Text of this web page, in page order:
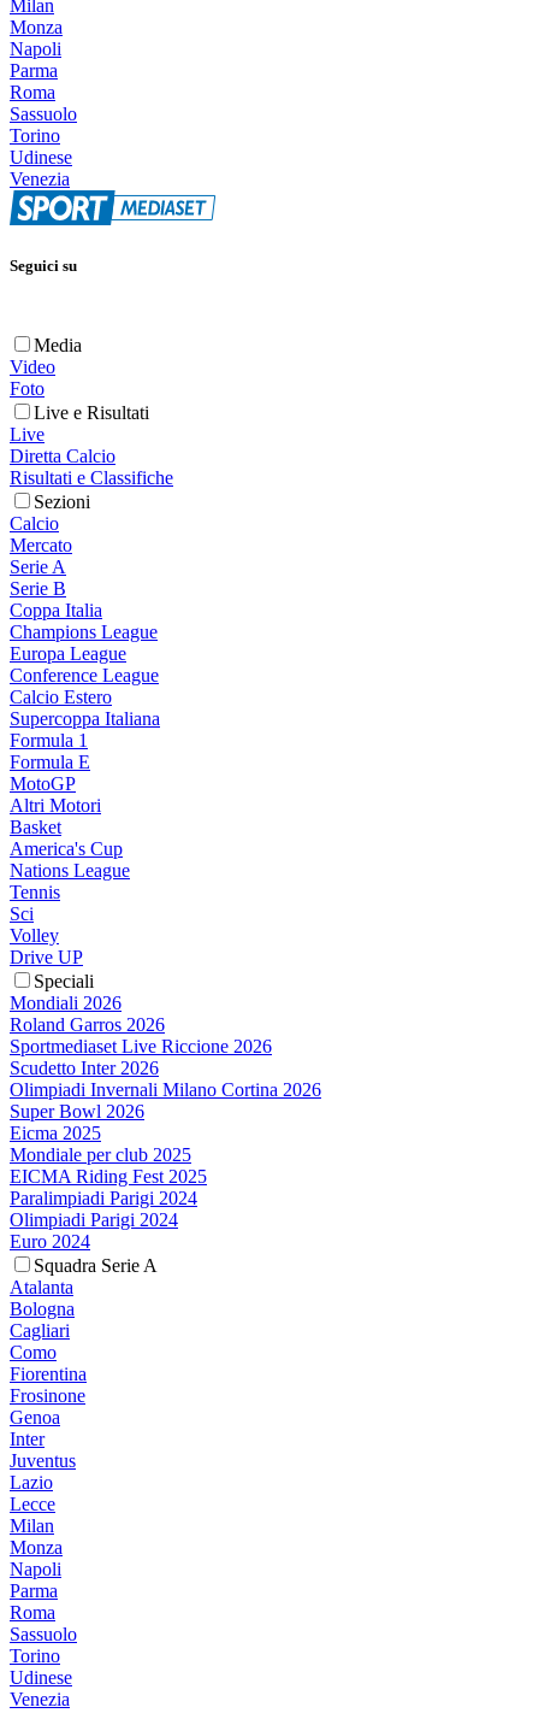
Milan
Monza
Napoli
Parma
Roma
Sassuolo
Torino
Udinese
Venezia
Seguici su
Media
Video
Foto
Live e Risultati
Live
Diretta Calcio
Risultati e Classifiche
Sezioni
Calcio
Mercato
Serie A
Serie B
Coppa Italia
Champions League
Europa League
Conference League
Calcio Estero
Supercoppa Italiana
Formula 1
Formula E
MotoGP
Altri Motori
Basket
America's Cup
Nations League
Tennis
Sci
Volley
Drive UP
Speciali
Mondiali 2026
Roland Garros 2026
Sportmediaset Live Riccione 2026
Scudetto Inter 2026
Olimpiadi Invernali Milano Cortina 2026
Super Bowl 2026
Eicma 2025
Mondiale per club 2025
EICMA Riding Fest 2025
Paralimpiadi Parigi 2024
Olimpiadi Parigi 2024
Euro 2024
Squadra Serie A
Atalanta
Bologna
Cagliari
Como
Fiorentina
Frosinone
Genoa
Inter
Juventus
Lazio
Lecce
Milan
Monza
Napoli
Parma
Roma
Sassuolo
Torino
Udinese
Venezia